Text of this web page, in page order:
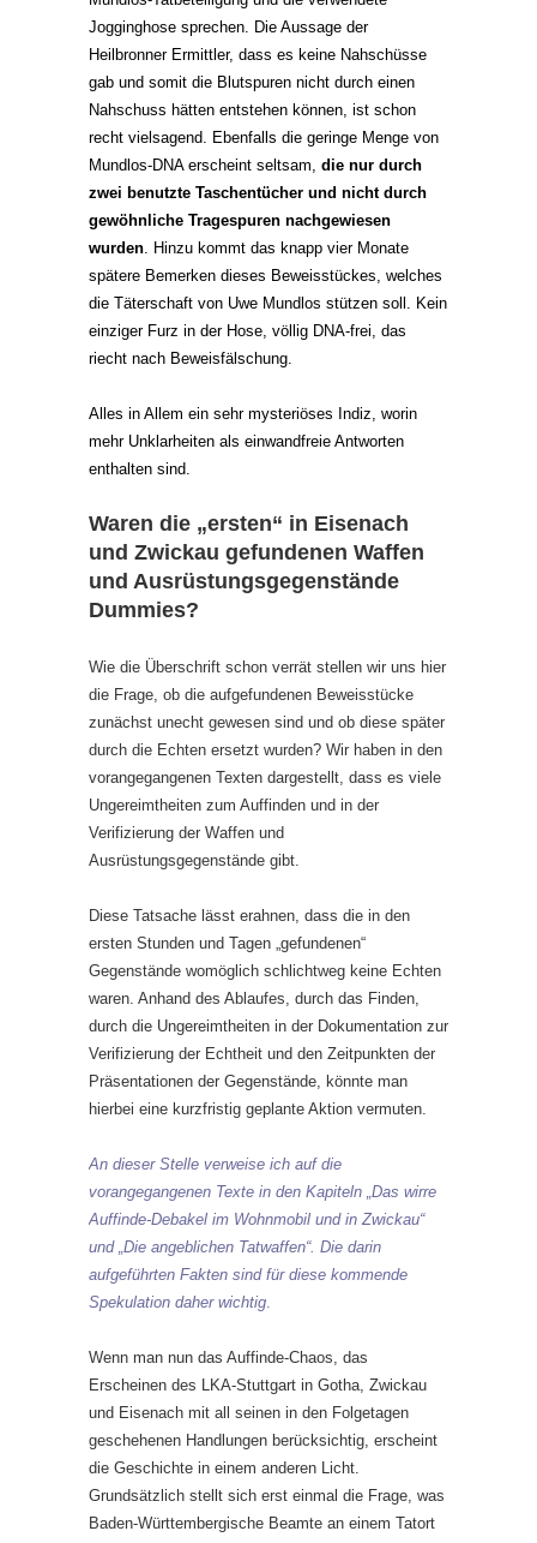
Jogginghose sprechen. Die Aussage der
Heilbronner Ermittler, dass es keine Nahschüsse
gab und somit die Blutspuren nicht durch einen
Nahschuss hätten entstehen können, ist schon
recht vielsagend. Ebenfalls die geringe Menge von
Mundlos-DNA erscheint seltsam, die nur durch
zwei benutzte Taschentücher und nicht durch
gewöhnliche Tragespuren nachgewiesen
wurden. Hinzu kommt das knapp vier Monate
spätere Bemerken dieses Beweisstückes, welches
die Täterschaft von Uwe Mundlos stützen soll. Kein
einziger Furz in der Hose, völlig DNA-frei, das
riecht nach Beweisfälschung.
Alles in Allem ein sehr mysteriöses Indiz, worin
mehr Unklarheiten als einwandfreie Antworten
enthalten sind.
Waren die „ersten“ in Eisenach
und Zwickau gefundenen Waffen
und Ausrüstungsgegenstände
Dummies?
Wie die Überschrift schon verrät stellen wir uns hier
die Frage, ob die aufgefundenen Beweisstücke
zunächst unecht gewesen sind und ob diese später
durch die Echten ersetzt wurden? Wir haben in den
vorangegangenen Texten dargestellt, dass es viele
Ungereimtheiten zum Auffinden und in der
Verifizierung der Waffen und
Ausrüstungsgegenstände gibt.
Diese Tatsache lässt erahnen, dass die in den
ersten Stunden und Tagen „gefundenen“
Gegenstände womöglich schlichtweg keine Echten
waren. Anhand des Ablaufes, durch das Finden,
durch die Ungereimtheiten in der Dokumentation zur
Verifizierung der Echtheit und den Zeitpunkten der
Präsentationen der Gegenstände, könnte man
hierbei eine kurzfristig geplante Aktion vermuten.
An dieser Stelle verweise ich auf die
vorangegangenen Texte in den Kapiteln „Das wirre
Auffinde-Debakel im Wohnmobil und in Zwickau“
und „Die angeblichen Tatwaffen“. Die darin
aufgeführten Fakten sind für diese kommende
Spekulation daher wichtig.
Wenn man nun das Auffinde-Chaos, das
Erscheinen des LKA-Stuttgart in Gotha, Zwickau
und Eisenach mit all seinen in den Folgetagen
geschehenen Handlungen berücksichtig, erscheint
die Geschichte in einem anderen Licht.
Grundsätzlich stellt sich erst einmal die Frage, was
Baden-Württembergische Beamte an einem Tatort